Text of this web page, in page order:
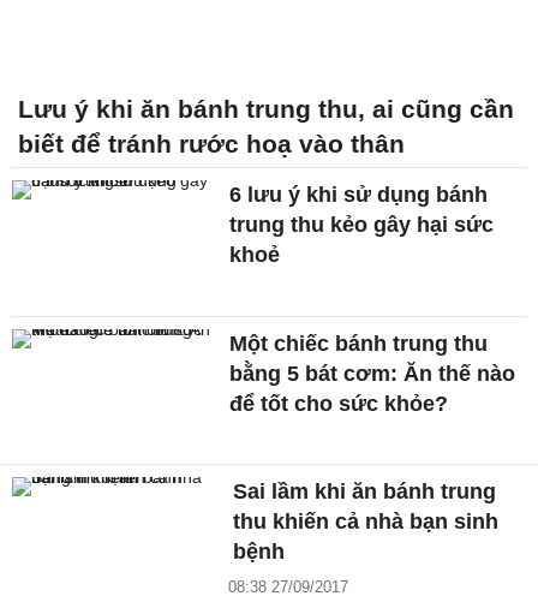
Lưu ý khi ăn bánh trung thu, ai cũng cần
biết để tránh rước hoạ vào thân
6 lưu ý khi sử dụng bánh
trung thu kẻo gây hại sức
khoẻ
Một chiếc bánh trung thu
bằng 5 bát cơm: Ăn thế nào
để tốt cho sức khỏe?
Sai lầm khi ăn bánh trung
thu khiến cả nhà bạn sinh
bệnh
08:38 27/09/2017